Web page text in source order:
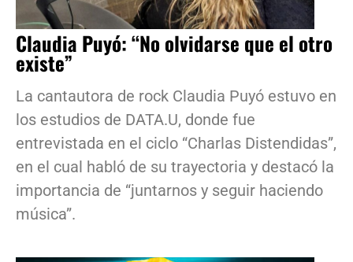
Claudia Puyó: “No olvidarse que el otro
existe”
La cantautora de rock Claudia Puyó estuvo en
los estudios de DATA.U, donde fue
entrevistada en el ciclo “Charlas Distendidas”,
en el cual habló de su trayectoria y destacó la
importancia de “juntarnos y seguir haciendo
música”.